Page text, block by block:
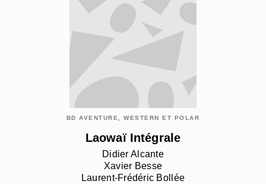
BD AVENTURE, WESTERN ET POLAR
Laowaï Intégrale
Didier Alcante
Xavier Besse
Laurent-Frédéric Bollée